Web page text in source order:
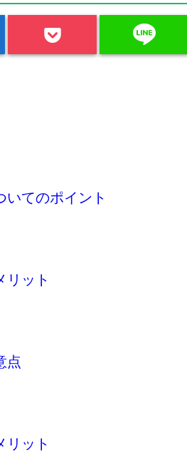
line
てのポイント
リット
点
リット